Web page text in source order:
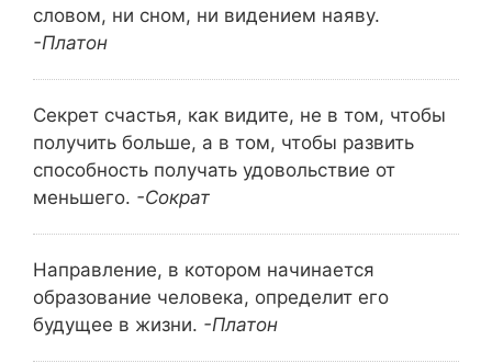
словом, ни сном, ни видением наяву.
-Платон
Секрет счастья, как видите, не в том, чтобы
получить больше, а в том, чтобы развить
способность получать удовольствие от
меньшего. -Сократ
Направление, в котором начинается
образование человека, определит его
будущее в жизни. -Платон